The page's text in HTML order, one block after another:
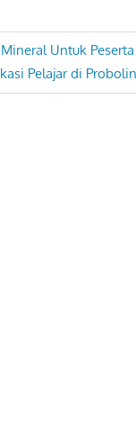
Untuk
Pelajar di